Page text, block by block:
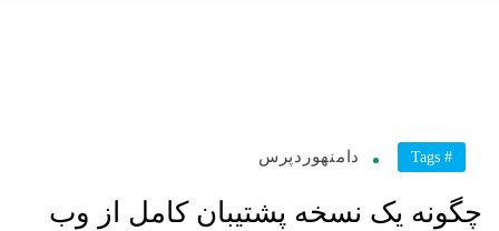
# Tags دامنهوردپرس
چگونه یک نسخه پشتیبان کامل از وب